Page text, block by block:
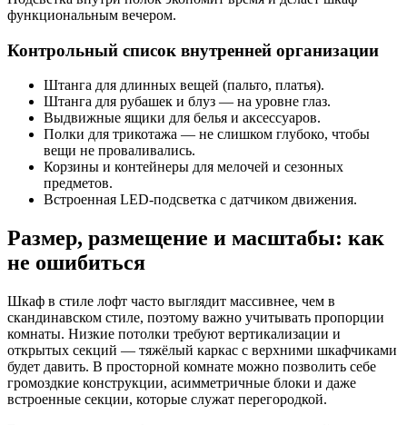
функциональным вечером.
Контрольный список внутренней организации
Штанга для длинных вещей (пальто, платья).
Штанга для рубашек и блуз — на уровне глаз.
Выдвижные ящики для белья и аксессуаров.
Полки для трикотажа — не слишком глубоко, чтобы
вещи не проваливались.
Корзины и контейнеры для мелочей и сезонных
предметов.
Встроенная LED-подсветка с датчиком движения.
Размер, размещение и масштабы: как
не ошибиться
Шкаф в стиле лофт часто выглядит массивнее, чем в
скандинавском стиле, поэтому важно учитывать пропорции
комнаты. Низкие потолки требуют вертикализации и
открытых секций — тяжёлый каркас с верхними шкафчиками
будет давить. В просторной комнате можно позволить себе
громоздкие конструкции, асимметричные блоки и даже
встроенные секции, которые служат перегородкой.